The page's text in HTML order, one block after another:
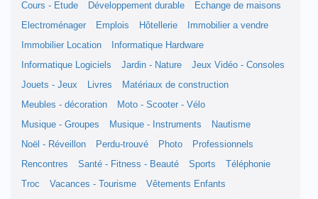
Cours - Etude
Développement durable
Echange de maisons
Electroménager
Emplois Hôtellerie
Immobilier a vendre
Immobilier Location
Informatique Hardware
Informatique Logiciels
Jardin - Nature
Jeux Vidéo - Consoles
Jouets - Jeux
Livres
Matériaux de construction
Meubles - décoration
Moto - Scooter - Vélo
Musique - Groupes
Musique - Instruments
Nautisme
Noël - Réveillon
Perdu-trouvé Photo
Professionnels
Rencontres
Santé - Fitness - Beauté Sports
Téléphonie
Troc
Vacances - Tourisme
Vêtements Enfants